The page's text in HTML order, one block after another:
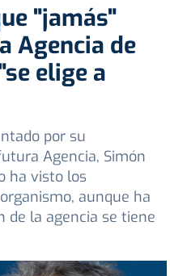
"jamás"
Agencia de
elige a
por su
Agencia, Simón
ha visto los
aunque ha
de la agencia se tiene